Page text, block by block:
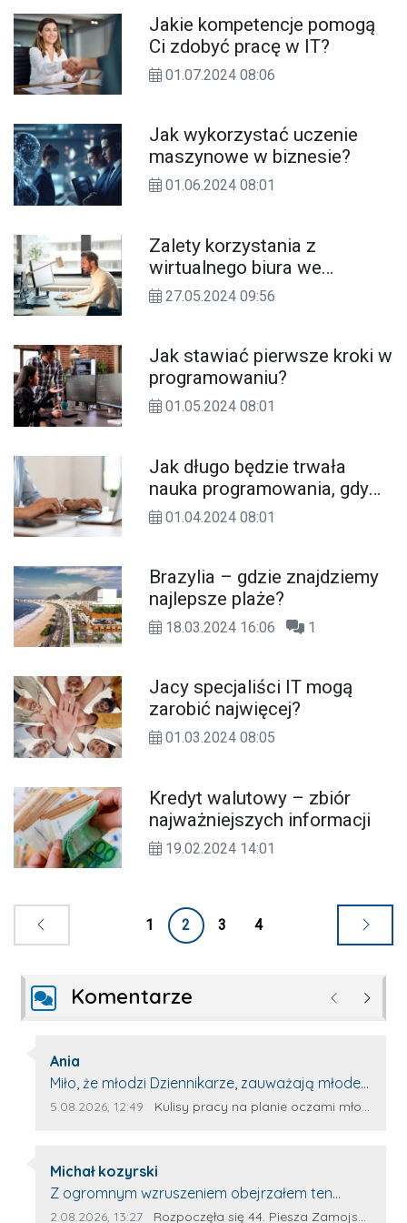
Jakie kompetencje pomogą
Ci zdobyć pracę w IT?
01.07.2024 08:06
Jak wykorzystać uczenie
maszynowe w biznesie?
01.06.2024 08:01
Zalety korzystania z
wirtualnego biura we
Wrocławiu
27.05.2024 09:56
Jak stawiać pierwsze kroki w
programowaniu?
01.05.2024 08:01
Jak długo będzie trwała
nauka programowania, gdy
zaczynasz od zera?
01.04.2024 08:01
Brazylia – gdzie znajdziemy
najlepsze plaże?
18.03.2024 16:06 1
Jacy specjaliści IT mogą
zarobić najwięcej?
01.03.2024 08:05
Kredyt walutowy – zbiór
najważniejszych informacji
19.02.2024 14:01
1 2 3 4
Komentarze Poprzednie
Autor komentarza:
Ania
Treść komentarza:
Miło, że młodzi Dziennikarze, zauważają młode
talenty, które dopiero wkraczają na rynek
który przeprowadzi Pan Artur.
Data dodania komentarza:
5.08.2026, 12:49 Źródło komentarza:
Kulisy pracy na planie oczami młodego filmowca
Autor komentarza:
Michał kozyrski
Treść komentarza:
Z ogromnym wzruszeniem obejrzałem ten
materiał. ❤️ Jestem naprawdę dumny z Ewy
Data dodania komentarza:
2.08.2026, 13:27 Źródło komentarza:
Rozpoczęła się 44. Piesza Zamojsko-Lubaczowska Pielgrzymka na Jasną Górę!